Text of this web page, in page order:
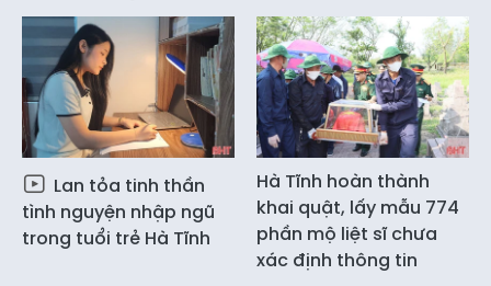
Lan tỏa tinh thần
tình nguyện nhập ngũ
trong tuổi trẻ Hà Tĩnh
Hà Tĩnh hoàn thành
khai quật, lấy mẫu 774
phần mộ liệt sĩ chưa
xác định thông tin